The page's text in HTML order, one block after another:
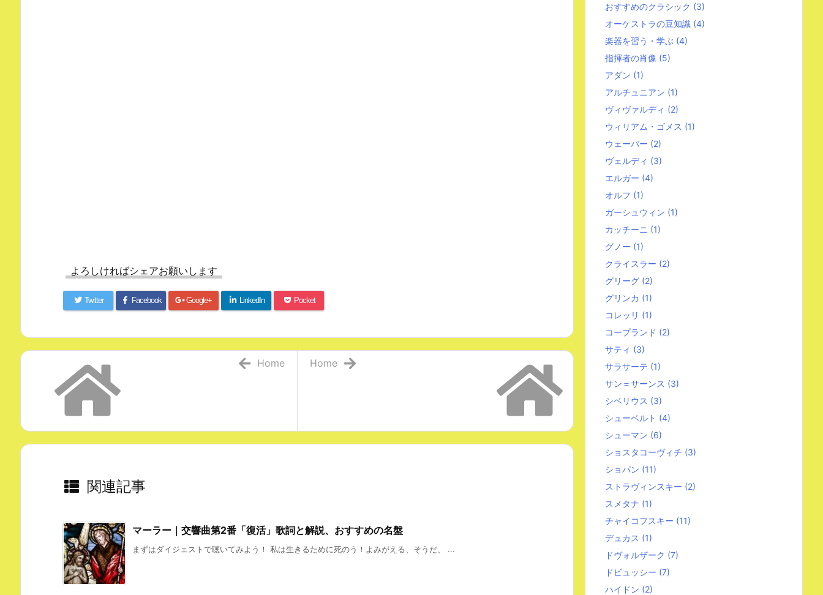
よろしければシェアお願いします
Twitter Facebook Google+ LinkedIn Pocket
Home
Home
関連記事
マーラー｜交響曲第2番「復活」歌詞と解説、おすすめの名盤
まずはダイジェストで聴いてみよう！ 私は生きるために死のう！よみがえる、そうだ、 ...
おすすめのクラシック (3)
オーケストラの豆知識 (4)
楽器を習う・学ぶ (4)
指揮者の肖像 (5)
アダン (1)
アルチュニアン (1)
ヴィヴァルディ (2)
ウィリアム・ゴメス (1)
ウェーバー (2)
ヴェルディ (3)
エルガー (4)
オルフ (1)
ガーシュウィン (1)
カッチーニ (1)
グノー (1)
クライスラー (2)
グリーグ (2)
グリンカ (1)
コレッリ (1)
コープランド (2)
サティ (3)
サラサーテ (1)
サン＝サーンス (3)
シベリウス (3)
シューベルト (4)
シューマン (6)
ショスタコーヴィチ (3)
ショパン (11)
ストラヴィンスキー (2)
スメタナ (1)
チャイコフスキー (11)
デュカス (1)
ドヴォルザーク (7)
ドビュッシー (7)
ハイドン (2)